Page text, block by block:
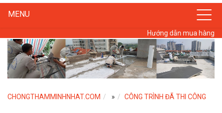
MENU
Hướng dẫn mua hàng
CHONGTHAMMINHNHAT.COM » CÔNG TRÌNH ĐÃ THI CÔNG